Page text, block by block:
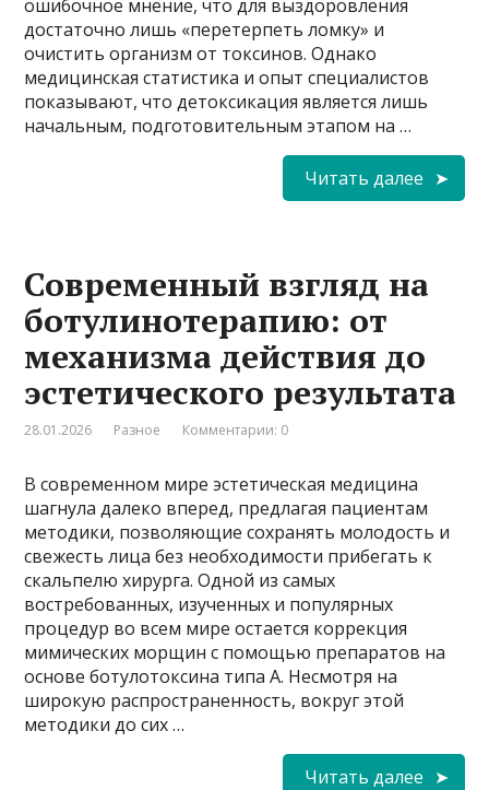
ошибочное мнение, что для выздоровления
достаточно лишь «перетерпеть ломку» и
очистить организм от токсинов. Однако
медицинская статистика и опыт специалистов
показывают, что детоксикация является лишь
начальным, подготовительным этапом на …
Читать далее
Современный взгляд на
ботулинотерапию: от
механизма действия до
эстетического результата
28.01.2026 Разное Комментарии: 0
В современном мире эстетическая медицина
шагнула далеко вперед, предлагая пациентам
методики, позволяющие сохранять молодость и
свежесть лица без необходимости прибегать к
скальпелю хирурга. Одной из самых
востребованных, изученных и популярных
процедур во всем мире остается коррекция
мимических морщин с помощью препаратов на
основе ботулотоксина типа А. Несмотря на
широкую распространенность, вокруг этой
методики до сих …
Читать далее